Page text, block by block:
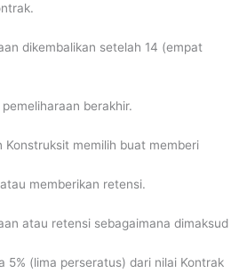
dikembalikan setelah 14 (empat
berakhir.
Konstruksit memilih buat memberi
memberikan retensi.
atau retensi sebagaimana dimaksud
5% (lima perseratus) dari nilai Kontrak